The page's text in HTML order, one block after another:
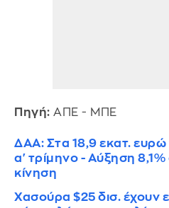
Πηγή: ΑΠΕ - ΜΠΕ
ΔΑΑ: Στα 18,9 εκατ.
α' τρίμηνο - Αύξηση 8,1%
κίνηση
Χασούρα $25 δισ. έχουν